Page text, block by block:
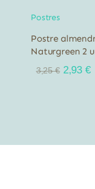
Postres
Postre
Naturgreen 2
3,25€ El
2,93 €El